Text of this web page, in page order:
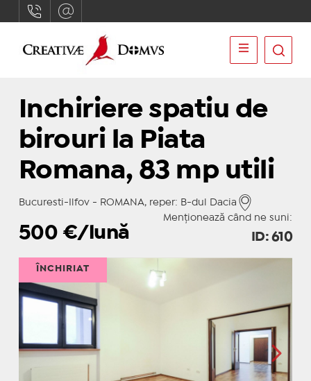
Inchiriere spatiu de
birouri la Piata
Romana, 83 mp utili
Bucuresti-Ilfov - ROMANA, reper: B-dul Dacia
Menționează când ne suni:
500 €/lună ID: 610
ÎNCHIRIAT